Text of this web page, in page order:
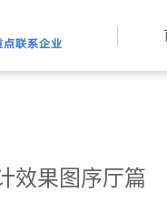
效果图序厅篇